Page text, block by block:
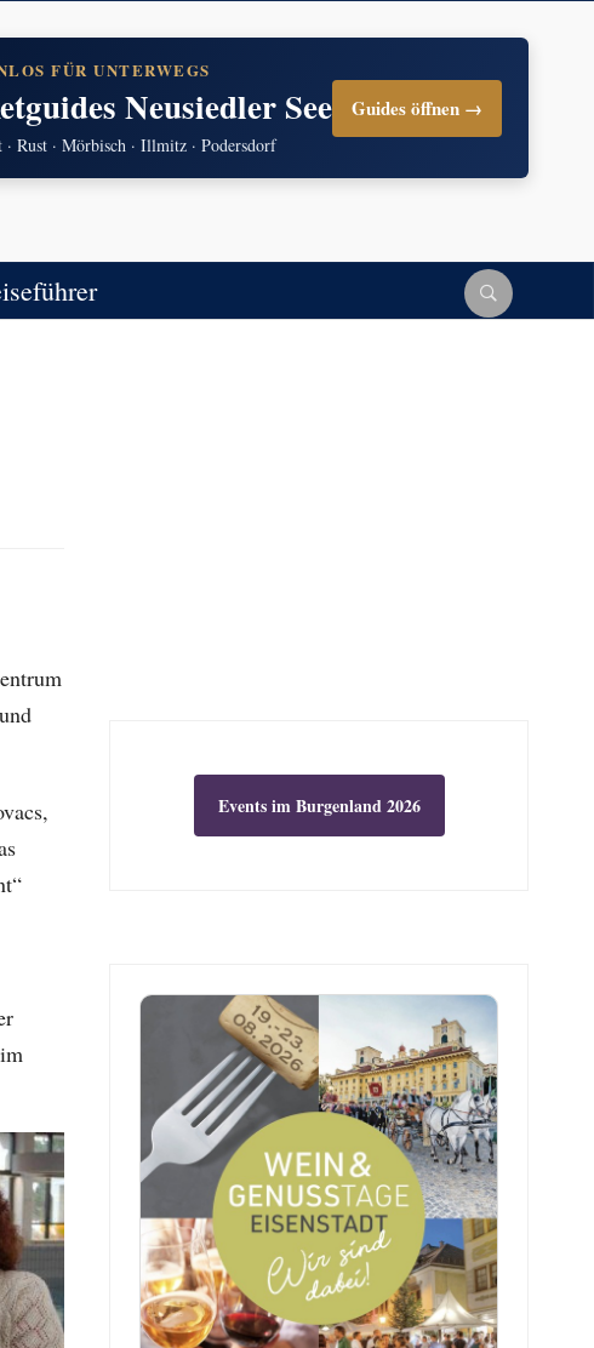
FÜR UNTERWEGS
Neusiedler See
· Rust · Mörbisch · Illmitz · Podersdorf
Guides öffnen →
Events im Burgenland 2026